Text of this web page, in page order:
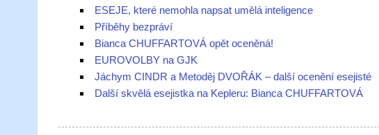
ESEJE, které nemohla napsat umělá inteligence
Příběhy bezpráví
Bianca CHUFFARTOVÁ opět oceněná!
EUROVOLBY na GJK
Jáchym CINDR a Metoděj DVOŘÁK – další ocenění esejisté
Další skvělá esejistka na Kepleru: Bianca CHUFFARTOVÁ